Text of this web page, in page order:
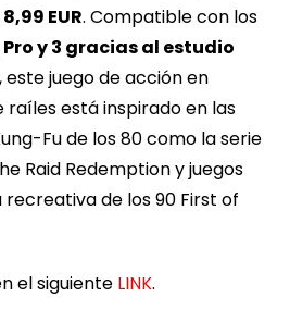
8,99 EUR. Compatible con los
Pro y 3 gracias al estudio
, este juego de acción en
está inspirado en las
Fu de los 80 como la serie
Raid Redemption y juegos
recreativa de los 90 First of
el siguiente LINK.